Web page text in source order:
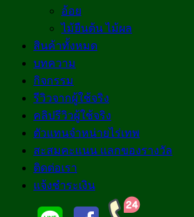
อ้อย
ไม้ยืนต้น ไม้ผล
สินค้าทั้งหมด
บทความ
กิจกรรม
รีวิวจากผู้ใช้จริง
คลิปรีวิวผู้ใช้จริง
ตัวแทนจำหน่ายไร่เทพ
สะสมคะแนน แลกของรางวัล
ติดต่อเรา
แจ้งชำระเงิน